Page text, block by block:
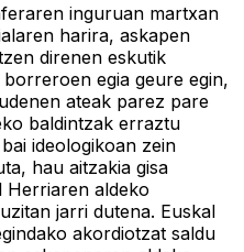
inguruan martxan
harira, askapen
direnen eskutik
egia geure egin,
ateak parez pare
baldintzak erraztu
ideologikoan zein
hau aitzakia gisa
Herriaren aldeko
jarri dutena. Euskal
akordiotzat saldu